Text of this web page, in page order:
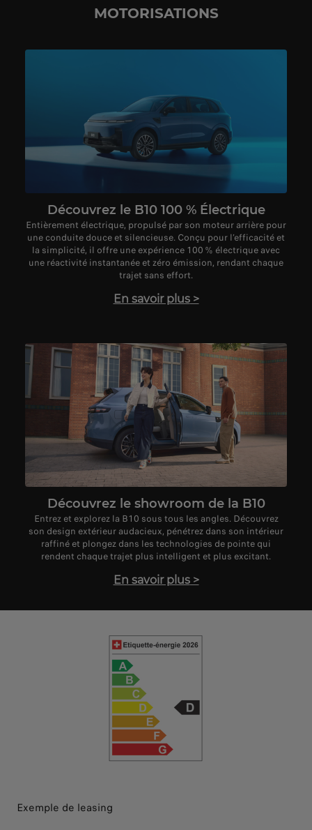
MOTORISATIONS
Découvrez le B10 100 % Électrique
Entièrement électrique, propulsé par son moteur arrière pour
une conduite douce et silencieuse. Conçu pour l’efficacité et
la simplicité, il offre une expérience 100 % électrique avec
une réactivité instantanée et zéro émission, rendant chaque
trajet sans effort.
En savoir plus>
Découvrez le showroom de la B10
Entrez et explorez la B10 sous tous les angles. Découvrez
son design extérieur audacieux, pénétrez dans son intérieur
raffiné et plongez dans les technologies de pointe qui
rendent chaque trajet plus intelligent et plus excitant.
En savoir plus>
Exemple de leasing